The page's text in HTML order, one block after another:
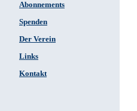
Abonnements
Spenden
Der Verein
Links
Kontakt